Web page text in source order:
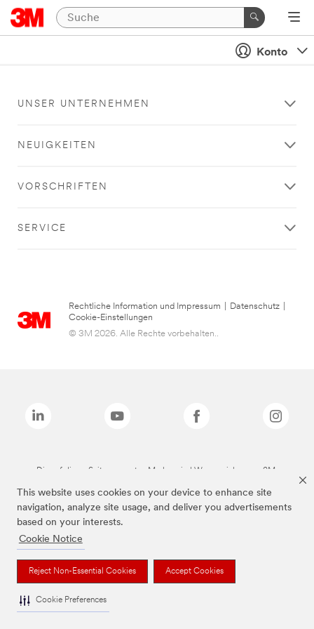
This website uses cookies on your device to enhance site
navigation, analyze site usage, and deliver you advertisements
based on your interests.
Cookie Notice
Reject Non-Essential Cookies Accept Cookies
Cookie Preferences
Konto
UNSER UNTERNEHMEN
NEUIGKEITEN
VORSCHRIFTEN
SERVICE
Rechtliche Information und Impressum Datenschutz
Cookie-Einstellungen
© 3M 2026. Alle Rechte vorbehalten..
Die auf dieser Seite genannten Marken sind Warenzeichen von 3M.